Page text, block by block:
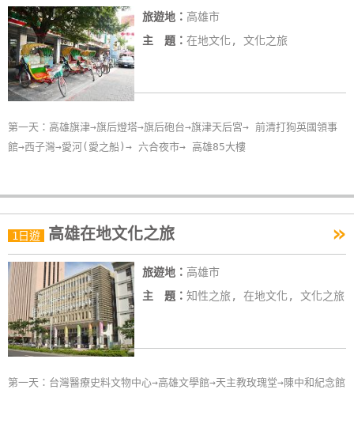
旅遊地： 高雄市
主 題： 在地文化, 文化之旅
第一天：高雄旗津→旗后燈塔→旗后砲台→旗津天后宮→ 前清打狗英國領事
館→西子灣→愛河(愛之船)→ 六合夜市→ 高雄85大樓
1日遊 高雄在地文化之旅 »
旅遊地： 高雄市
主 題： 知性之旅, 在地文化, 文化之旅
第一天：台灣醫療史料文物中心→高雄文學館→天主教玫瑰堂→陳中和紀念館